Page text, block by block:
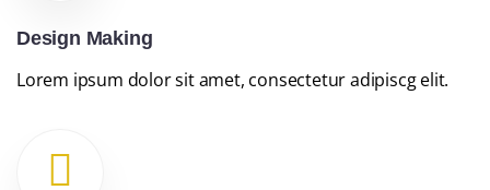
Design Making
Lorem ipsum dolor sit amet, consectetur adipiscg elit.